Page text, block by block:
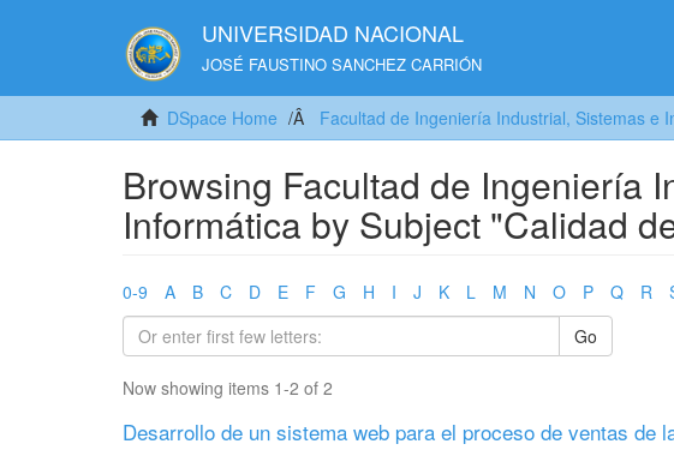
UNIVERSIDAD NACIONAL
JOSÉ FAUSTINO SANCHEZ CARRIÓN
DSpace Home Facultad de Ingeniería Industrial, Sistemas e
Browsing Facultad de Ingeniería
Informática by Subject "Calidad
0-9 A B C D E F G H I J K L M N O P Q R
Go
Now showing items 1-2 of 2
Desarrollo de un sistema web para el proceso de ventas de